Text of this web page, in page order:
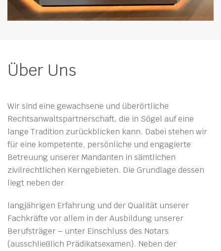
Über Uns
Wir sind eine gewachsene und überörtliche
Rechtsanwaltspartnerschaft, die in Sögel auf eine
lange Tradition zurückblicken kann. Dabei stehen wir
für eine kompetente, persönliche und engagierte
Betreuung unserer Mandanten in sämtlichen
zivilrechtlichen Kerngebieten. Die Grundlage dessen
liegt neben der
langjährigen Erfahrung und der Qualität unserer
Fachkräfte vor allem in der Ausbildung unserer
Berufsträger – unter Einschluss des Notars
(ausschließlich Prädikatsexamen). Neben der